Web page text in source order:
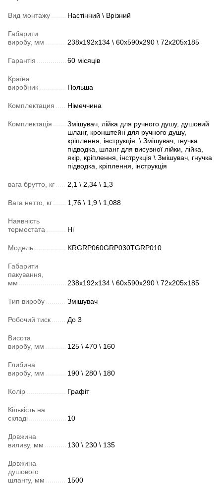
Вид монтажу Настінний \ Врізний
Габарити
виробу, мм
238х192х134 \ 60х590х290 \ 72х205х185
Гарантія 60 місяців
Країна
виробник
Польша
Комплектация Німеччина
Комплектація
Змішувач, лійка для ручного душу, душовий
шланг, кронштейн для ручного душу,
кріплення, інструкція. \ Змішувач, гнучка
підводка, шланг для висувної лійки, лійка,
якір, кріплення, інструкція \ Змішувач, гнучка
підводка, кріплення, інструкція
вага брутто, кг 2,1 \ 2,34 \ 1,3
Вага нетто, кг 1,76 \ 1,9 \ 1,088
Наявність
термостата
Ні
Модель KRGRP060GRP030TGRP010
Габарити
пакування,
мм
238х192х134 \ 60х590х290 \ 72х205х185
Тип виробу Змішувач
Робочий тиск До 3
Висота
виробу, мм
125 \ 470 \ 160
Глибина
виробу, мм
190 \ 280 \ 180
Колір Графіт
Кількість на
складі
10
Довжина
виливу, мм
130 \ 230 \ 135
Довжина
душового
шлангу, мм
1500